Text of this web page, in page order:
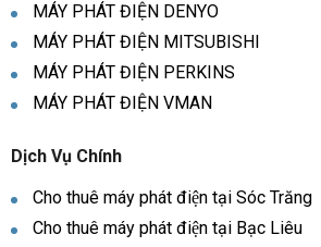
MÁY PHÁT ĐIỆN DENYO
MÁY PHÁT ĐIỆN MITSUBISHI
MÁY PHÁT ĐIỆN PERKINS
MÁY PHÁT ĐIỆN VMAN
Dịch Vụ Chính
Cho thuê máy phát điện tại Sóc Trăng
Cho thuê máy phát điện tại Bạc Liêu